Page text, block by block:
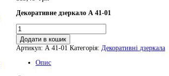
Декоративне дзеркало А 41-01
Декоративне
дзеркало
кількість
Додати в кошик
Артикул: А 41-01 Категорія: Декоративні дзеркала
Опис